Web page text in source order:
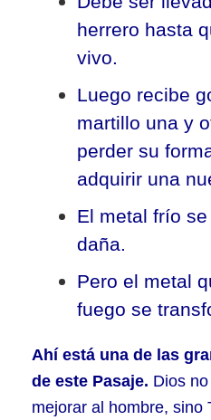
herrero hasta
vivo.
Luego recibe
martillo una y
perder su
adquirir una
El metal frío
daña.
Pero el metal
fuego se
Ahí está una de las
de este Pasaje. Dios
mejorar al hombre, sino